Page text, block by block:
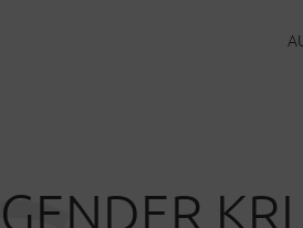
GENDER